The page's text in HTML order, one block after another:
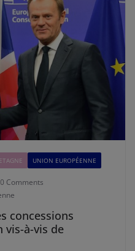
UNION EUROPÉENNE
0 Comments
concessions
vis-à-vis de